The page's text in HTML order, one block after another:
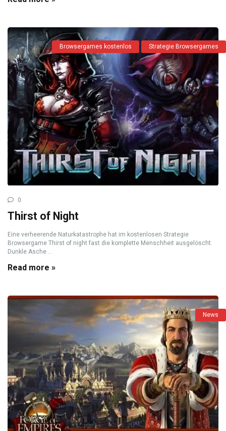
Browsergames kostenlos Strategie Browsergames
0
Thirst of Night
Eine verheerende Naturkatastrophe hat im kostenlosen Strategie
Browsergame Thirst of night fast die komplette Menschheit ausgelöscht.
Dunkle Asche ...
Read more »
News